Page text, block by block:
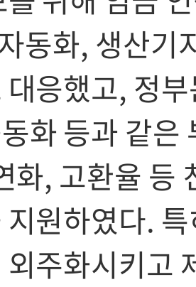
동화, 생산기
응했고, 정
화 등과 같은
화, 고환율 등
원하였다.
주화시키고